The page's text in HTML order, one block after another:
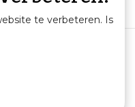
te verbeteren. Is